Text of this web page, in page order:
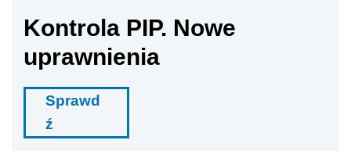
Kontrola PIP. Nowe
uprawnienia
Sprawd
ź